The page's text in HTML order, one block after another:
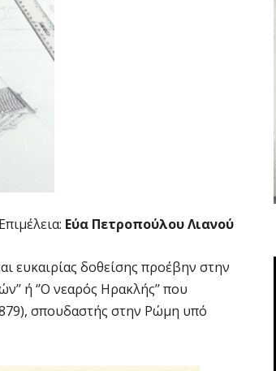
Επιμέλεια: Εύα Πετροπούλου Λιανού
ευκαιρίας δοθείσης προέβην στην
ή ‘’Ο νεαρός Ηρακλής’’ που
σπουδαστής στην Ρώμη υπό